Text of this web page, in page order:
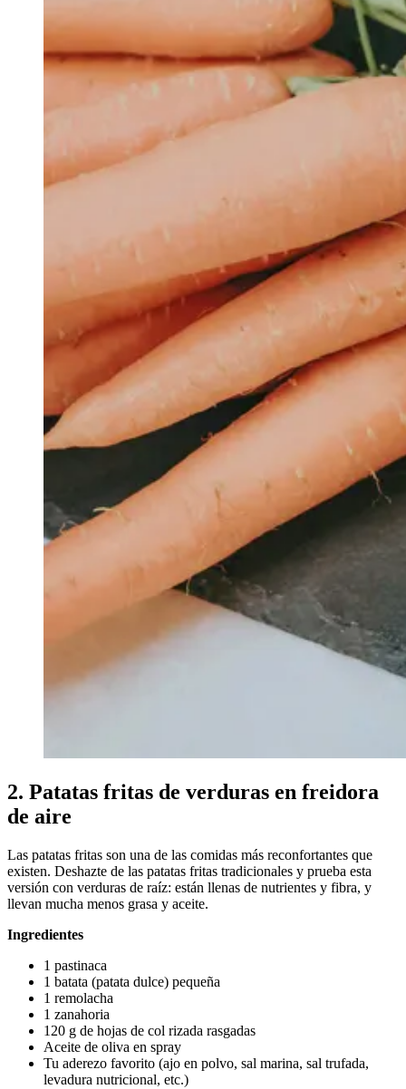
2. Patatas fritas de verduras en freidora
de aire
Las patatas fritas son una de las comidas más reconfortantes que
existen. Deshazte de las patatas fritas tradicionales y prueba esta
versión con verduras de raíz: están llenas de nutrientes y fibra, y
llevan mucha menos grasa y aceite.
Ingredientes
1 pastinaca
1 batata (patata dulce) pequeña
1 remolacha
1 zanahoria
120 g de hojas de col rizada rasgadas
Aceite de oliva en spray
Tu aderezo favorito (ajo en polvo, sal marina, sal trufada,
levadura nutricional, etc.)